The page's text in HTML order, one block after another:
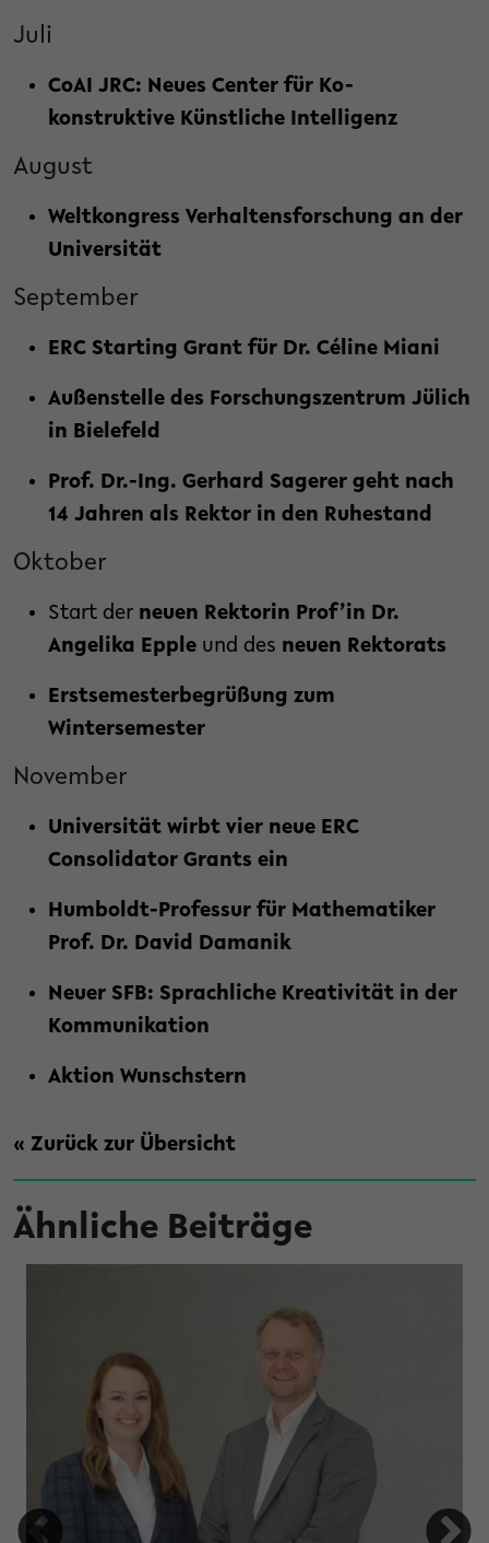
Juli
CoAI JRC: Neues Center für Ko-
konstruktive Künstliche Intelligenz
August
Weltkongress Verhaltensforschung an der
Universität
September
ERC Starting Grant für Dr. Céline Miani
Außenstelle des Forschungszentrum Jülich
in Bielefeld
Prof. Dr.-Ing. Gerhard Sagerer geht nach
14 Jahren als Rektor in den Ruhestand
Oktober
Start der neuen Rektorin Prof’in Dr.
Angelika Epple und des neuen Rektorats
Erstsemesterbegrüßung zum
Wintersemester
November
Universität wirbt vier neue ERC
Consolidator Grants ein
Humboldt-Professur für Mathematiker
Prof. Dr. David Damanik
Neuer SFB: Sprachliche Kreativität in der
Kommunikation
Aktion Wunschstern
« Zurück zur Übersicht
Ähnliche Beiträge
aus dem Jahr 2025